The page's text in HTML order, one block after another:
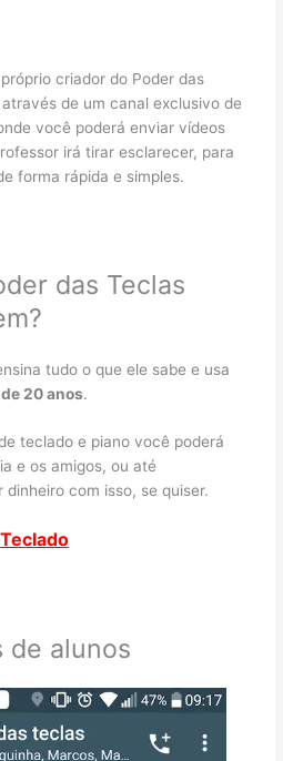
criador do Poder das
de um canal exclusivo de
você poderá enviar vídeos
irá tirar esclarecer, para
forma rápida e simples.
das Teclas
tudo o que ele sabe e usa
20 anos.
teclado e piano você poderá
e os amigos, ou até
com isso, se quiser.
de alunos